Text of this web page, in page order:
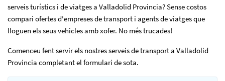
serveis turístics i de viatges a Valladolid Provincia? Sense costos
compari ofertes d'empreses de transport i agents de viatges que
lloguen els seus vehicles amb xofer. No més trucades!
Comenceu fent servir els nostres serveis de transport a Valladolid
Provincia completant el formulari de sota.